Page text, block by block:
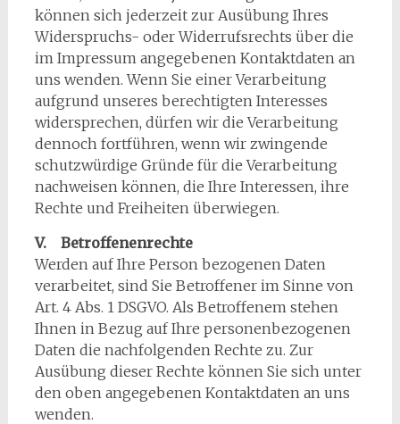
können sich jederzeit zur Ausübung Ihres
Widerspruchs- oder Widerrufsrechts über die
im Impressum angegebenen Kontaktdaten an
uns wenden. Wenn Sie einer Verarbeitung
aufgrund unseres berechtigten Interesses
widersprechen, dürfen wir die Verarbeitung
dennoch fortführen, wenn wir zwingende
schutzwürdige Gründe für die Verarbeitung
nachweisen können, die Ihre Interessen, ihre
Rechte und Freiheiten überwiegen.
V. Betroffenenrechte
Werden auf Ihre Person bezogenen Daten
verarbeitet, sind Sie Betroffener im Sinne von
Art. 4 Abs. 1 DSGVO. Als Betroffenem stehen
Ihnen in Bezug auf Ihre personenbezogenen
Daten die nachfolgenden Rechte zu. Zur
Ausübung dieser Rechte können Sie sich unter
den oben angegebenen Kontaktdaten an uns
wenden.